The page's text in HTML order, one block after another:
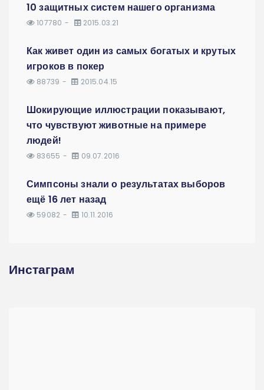
10 защитных систем нашего организма
107780 2015.03.21
Как живет один из самых богатых и крутых
игроков в покер
88739 2015.04.15
Шокирующие иллюстрации показывают,
что чувствуют животные на примере
людей!
83655 09.07.2016
Симпсоны знали о результатах выборов
ещё 16 лет назад
59082 10.11.2016
Инстаграм